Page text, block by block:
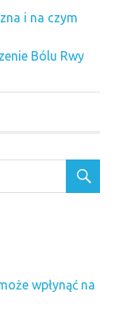
i na czym
Bólu Rwy
wpłynąć na